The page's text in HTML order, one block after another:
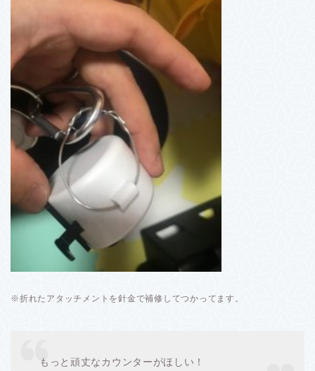
※折れたアタッチメントを針金で補修してつかってます。
もっと頑丈なカウンターがほしい！